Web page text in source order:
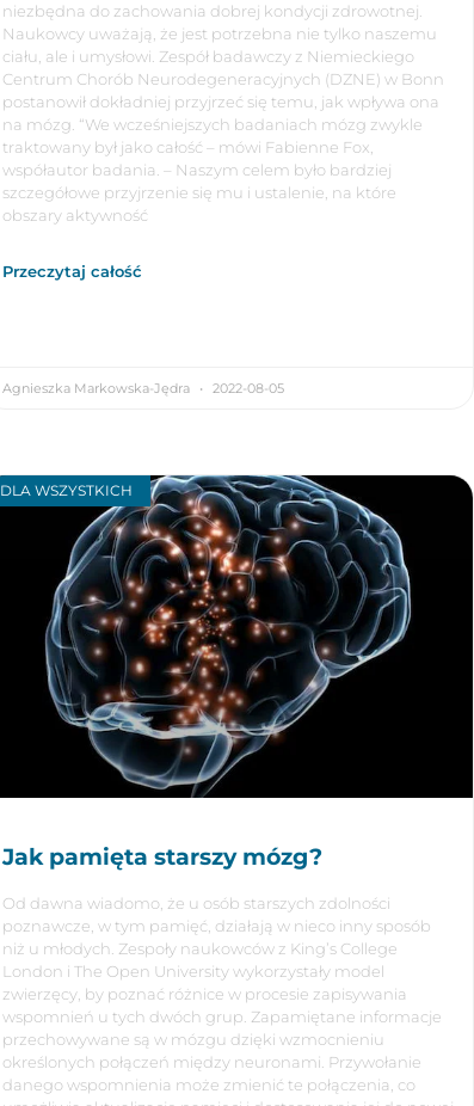
niezbędna do zachowania dobrej kondycji zdrowotnej.
Naukowcy uważają, że jest potrzebna nie tylko naszemu
ciału, ale i umysłowi. Zespół badawczy z Niemieckiego
Centrum Chorób Neurodegeneracyjnych (DZNE) w Bonn
postanowił dokładniej przyjrzeć się temu, jak wpływa ona
na mózg. “We wcześniejszych badaniach mózg zwykle
traktowany był jako całość – mówi Fabienne Fox,
współautor badania. – Naszym celem było bardziej
szczegółowe przyjrzenie się mu i ustalenie, na które
obszary aktywność
Przeczytaj całość
Agnieszka Markowska-Jędra 2022-08-05
DLA WSZYSTKICH
Jak pamięta starszy mózg?
Od dawna wiadomo, że u osób starszych zdolności
poznawcze, w tym pamięć, działają w nieco inny sposób
niż u młodych. Zespoły naukowców z King’s College
London i The Open University wykorzystały model
zwierzęcy, by poznać różnice w procesie zapisywania
wspomnień u tych dwóch grup. Zapamiętane informacje
przechowywane są w mózgu dzięki wzmocnieniu
określonych połączeń między neuronami. Przywołanie
danego wspomnienia może zmienić te połączenia, co